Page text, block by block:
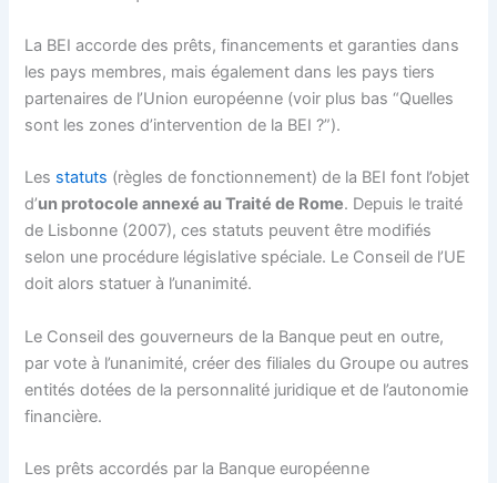
La BEI accorde des prêts, financements et garanties dans
les pays membres, mais également dans les pays tiers
partenaires de l’Union européenne (voir plus bas “Quelles
sont les zones d’intervention de la BEI ?”).
Les statuts (règles de fonctionnement) de la BEI font l’objet
d’un protocole annexé au Traité de Rome. Depuis le traité
de Lisbonne (2007), ces statuts peuvent être modifiés
selon une procédure législative spéciale. Le Conseil de l’UE
doit alors statuer à l’unanimité.
Le Conseil des gouverneurs de la Banque peut en outre,
par vote à l’unanimité, créer des filiales du Groupe ou autres
entités dotées de la personnalité juridique et de l’autonomie
financière.
Les prêts accordés par la Banque européenne